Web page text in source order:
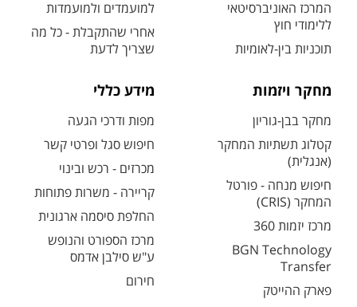
המרכז האוניברסיטאי
ללימודי חוץ
תוכניות בין-לאומיות
למועמדים ולמועמדות
אחרי שהתקבלת - כל מה
שצריך לדעת
מחקר ויזמות
מחקר בבן-גוריון
קטלוג תשתיות המחקר
(אנגלית)
חיפוש מנחה - פורטל
המחקר (CRIS)
מרכז יזמות 360
BGN Technology
Transfer
פארק ההייטק
מידע כללי
מפות ודרכי הגעה
חיפוש סגל ופרטי קשר
מכרזים - רכש ובינוי
קריירה - משרות פתוחות
החלפת סיסמה ארגונית
מרכז הספורט והנופש
ע"ש סילבן אדמס
חירום